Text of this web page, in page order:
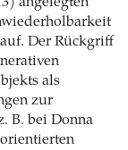
Der Rückgriff
als
zur
B. bei Donna